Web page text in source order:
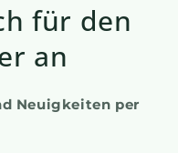
für den
an
Neuigkeiten per